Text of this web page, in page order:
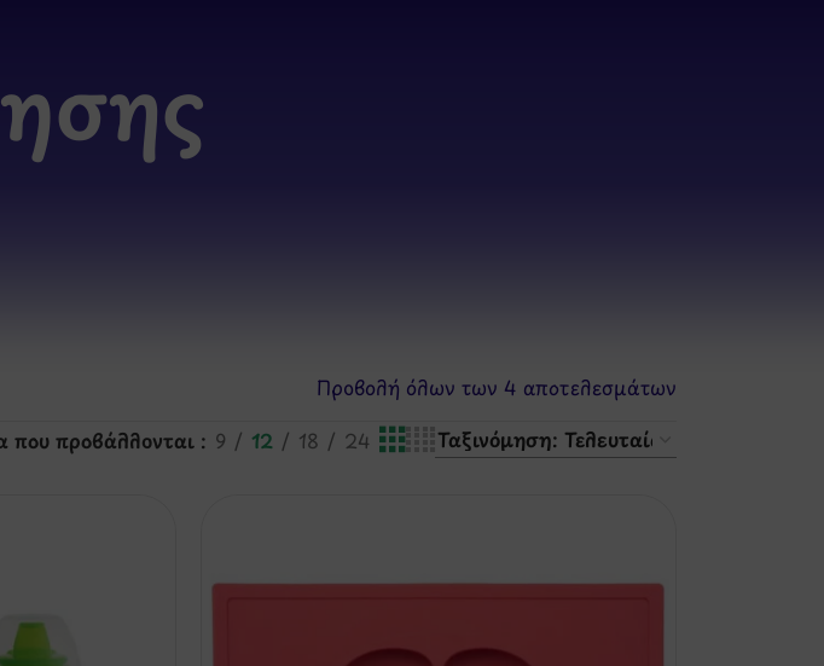
Προβολή όλων των 4 αποτελεσμάτων
που προβάλλονται 9 12 18 24